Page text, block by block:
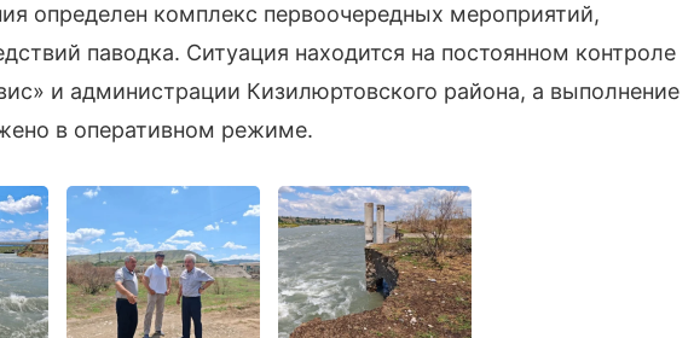
определен комплекс первоочередных мероприятий,
паводка. Ситуация находится на постоянном контроле
и администрации Кизилюртовского района, а выполнение
в оперативном режиме.